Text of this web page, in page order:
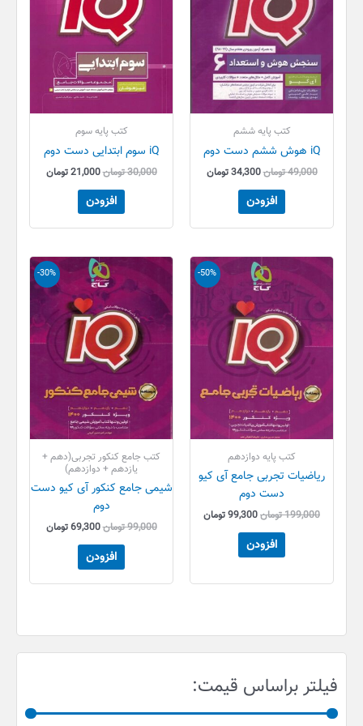
فیلتر براساس قیمت:
اا
کتب پایه ششم
iQ هوش ششم دست دوم
49,000تومان34,300تومان
افزودن
کتب پایه سوم
iQ سوم ابتدایی دست دوم
30,000تومان21,000تومان
افزودن
-50%
کتب پایه دوازدهم
ریاضیات تجربی جامع آی کیو
دست دوم
199,000تومان
قیمت
اصلی
199,000 تومان
بود.
99,300تومان
قیمت
فعلی
99,300 تومان
افزودن
-30%
کتب جامع کنکور تجربی(دهم +
یازدهم + دوازدهم)
شیمی جامع کنکور آی کیو دست
دوم
99,000تومان
قیمت
اصلی
99,000 تومان
بود.
69,300تومان
قیمت
فعلی
است.
افزودن